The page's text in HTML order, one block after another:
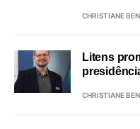
CHRISTIANE
Litens
CHRISTIANE